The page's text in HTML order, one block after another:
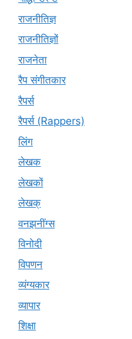
राजनीतिज्ञ
राजनीतिज्ञों
राजनेता
रैप संगीतकार
रैपर्स
रैपर्स (Rappers)
लिंग
लेखक
लेखकों
लेखक्
वनझनींग्स
विनोदी
विपणन
व्यंग्यकार
व्यापार
शिक्षा